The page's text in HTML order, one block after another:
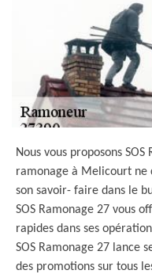
Nous vous proposons
ramonage à Melicourt ne
son savoir- faire dans le
SOS Ramonage 27 vous
rapides dans ses
SOS Ramonage 27 lance
des promotions sur tous